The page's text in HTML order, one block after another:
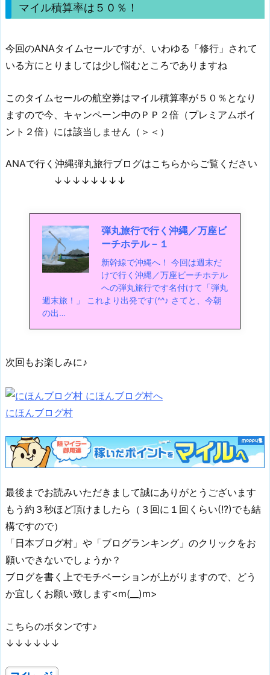
マイル積算率は５０％！
今回のANAタイムセールですが、いわゆる「修行」されて
いる方にとりましては少し悩むところでありますね
このタイムセールの航空券はマイル積算率が５０％となり
ますので今、キャンペーン中のＰＰ２倍（プレミアムポイ
ント２倍）には該当しません（＞＜）
ANAで行く沖縄弾丸旅行ブログはこちらからご覧ください
↓↓↓↓↓↓↓↓
弾丸旅行で行く沖縄／万座ビ
ーチホテル－１
新幹線で沖縄へ！ 今回は週末だ
けで行く沖縄／万座ビーチホテル
への弾丸旅行です名付けて「弾丸
週末旅！」 これより出発です(^^♪ さてと、今朝
の出…
次回もお楽しみに♪
にほんブログ村
最後までお読みいただきまして誠にありがとうございます
もう約３秒ほど頂けましたら（３回に１回くらい(!?)でも結
構ですので）
「日本ブログ村」や「ブログランキング」のクリックをお
願いできないでしょうか？
ブログを書く上でモチベーションが上がりますので、どう
か宜しくお願い致します<m(__)m>
こちらのボタンです♪
↓↓↓↓↓↓